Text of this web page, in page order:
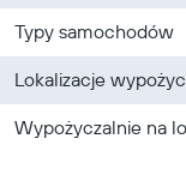
Typy samochodów
Lokalizacje
Wypożyczalnie na